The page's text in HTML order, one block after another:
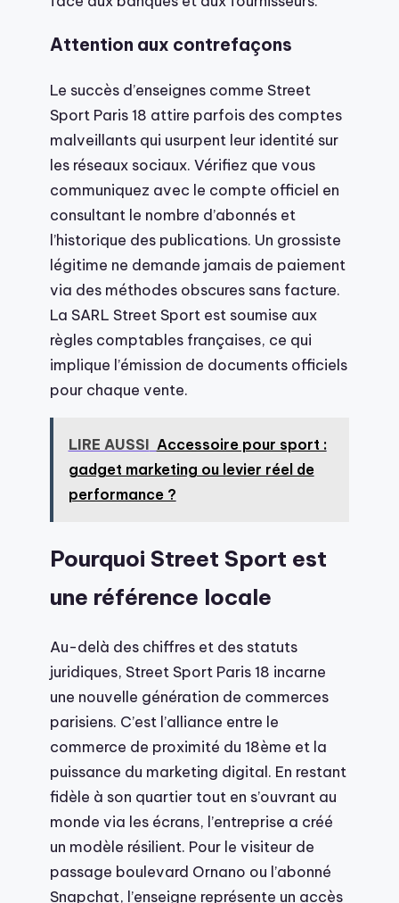
Attention aux contrefaçons
Le succès d’enseignes comme Street
Sport Paris 18 attire parfois des comptes
malveillants qui usurpent leur identité sur
les réseaux sociaux. Vérifiez que vous
communiquez avec le compte officiel en
consultant le nombre d’abonnés et
l’historique des publications. Un grossiste
légitime ne demande jamais de paiement
via des méthodes obscures sans facture.
La SARL Street Sport est soumise aux
règles comptables françaises, ce qui
implique l’émission de documents officiels
pour chaque vente.
LIRE AUSSI Accessoire pour sport :
gadget marketing ou levier réel de
performance ?
Pourquoi Street Sport est
une référence locale
Au-delà des chiffres et des statuts
juridiques, Street Sport Paris 18 incarne
une nouvelle génération de commerces
parisiens. C’est l’alliance entre le
commerce de proximité du 18ème et la
puissance du marketing digital. En restant
fidèle à son quartier tout en s’ouvrant au
monde via les écrans, l’entreprise a créé
un modèle résilient. Pour le visiteur de
passage boulevard Ornano ou l’abonné
Snapchat, l’enseigne représente un accès